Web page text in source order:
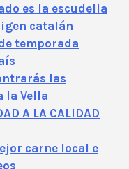
es la escudella
catalán
temporada
las
la Vella
A LA CALIDAD
carne local e